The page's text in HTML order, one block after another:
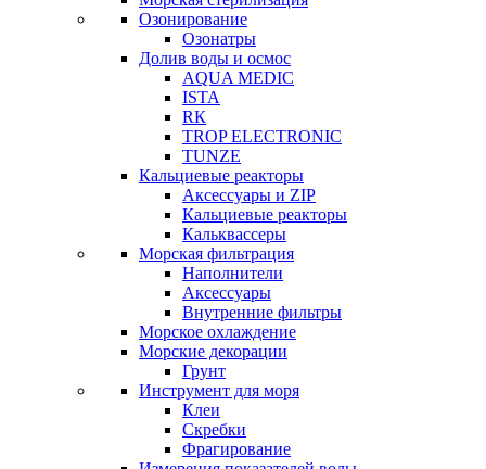
Озонирование
Озонатры
Долив воды и осмос
AQUA MEDIC
ISTA
RК
TROP ELECTRONIC
TUNZE
Кальциевые реакторы
Аксессуары и ZIP
Кальциевые реакторы
Кальквассеры
Морская фильтрация
Наполнители
Аксессуары
Внутренние фильтры
Морское охлаждение
Морские декорации
Грунт
Инструмент для моря
Клеи
Скребки
Фрагирование